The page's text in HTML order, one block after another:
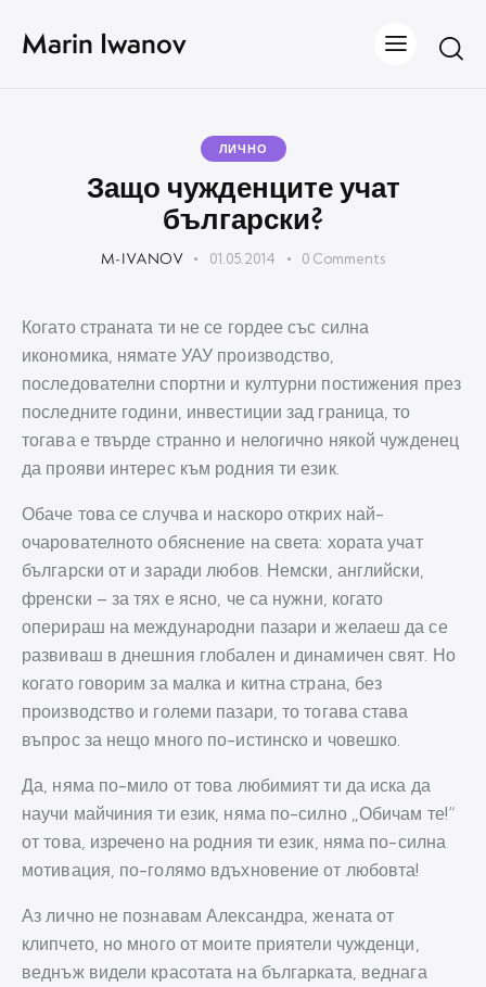
Marin Iwanov
ЛИЧНО
Защо чужденците учат
български?
M-IVANOV 01.05.2014 0 Comments
Когато страната ти не се гордее със силна
икономика, нямате УАУ производство,
последователни спортни и културни постижения през
последните години, инвестиции зад граница, то
тогава е твърде странно и нелогично някой чужденец
да прояви интерес към родния ти език.
Обаче това се случва и наскоро открих най-
очарователното обяснение на света: хората учат
български от и заради любов. Немски, английски,
френски – за тях е ясно, че са нужни, когато
оперираш на международни пазари и желаеш да се
развиваш в днешния глобален и динамичен свят. Но
когато говорим за малка и китна страна, без
производство и големи пазари, то тогава става
въпрос за нещо много по-истинско и човешко.
Да, няма по-мило от това любимият ти да иска да
научи майчиния ти език, няма по-силно „Обичам те!“
от това, изречено на родния ти език, няма по-силна
мотивация, по-голямо вдъхновение от любовта!
Аз лично не познавам Александра, жената от
клипчето, но много от моите приятели чужденци,
веднъж видели красотата на българката, веднага